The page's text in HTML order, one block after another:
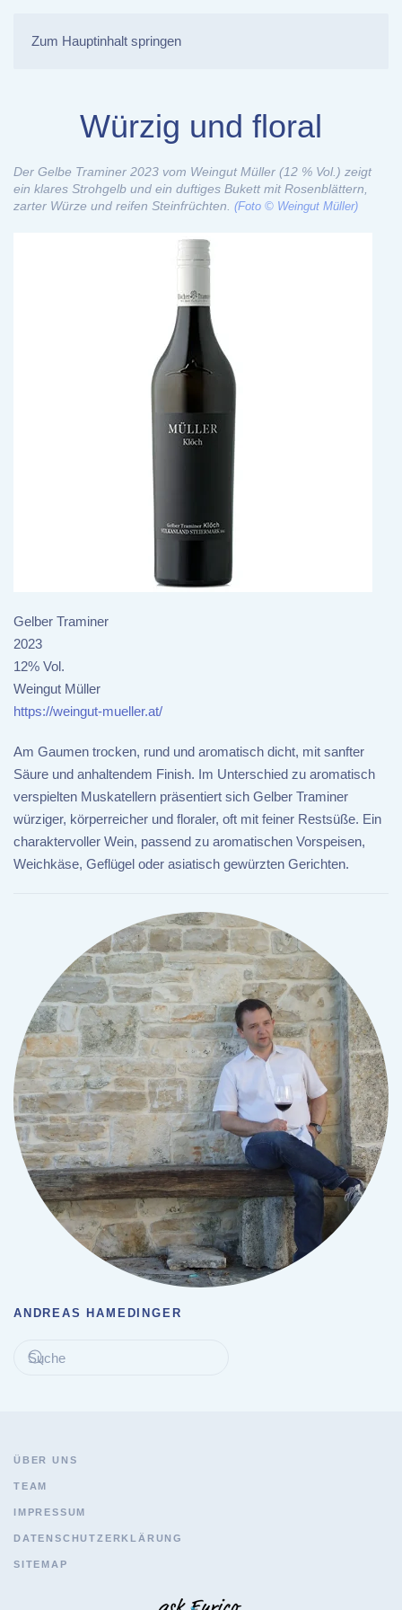
Zum Hauptinhalt springen
Würzig und floral
Der Gelbe Traminer 2023 vom Weingut Müller (12 % Vol.) zeigt
ein klares Strohgelb und ein duftiges Bukett mit Rosenblättern,
zarter Würze und reifen Steinfrüchten. (Foto © Weingut Müller)
Gelber Traminer
2023
12% Vol.
Weingut Müller
https://weingut-mueller.at/
Am Gaumen trocken, rund und aromatisch dicht, mit sanfter
Säure und anhaltendem Finish. Im Unterschied zu aromatisch
verspielten Muskatellern präsentiert sich Gelber Traminer
würziger, körperreicher und floraler, oft mit feiner Restsüße. Ein
charaktervoller Wein, passend zu aromatischen Vorspeisen,
Weichkäse, Geflügel oder asiatisch gewürzten Gerichten.
ANDREAS HAMEDINGER
ÜBER UNS
TEAM
IMPRESSUM
DATENSCHUTZERKLÄRUNG
SITEMAP